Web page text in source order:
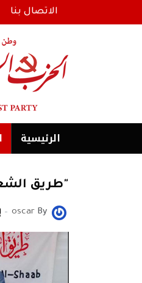
الاتصال بنا
الرئیسية
"طريق
By
oscar